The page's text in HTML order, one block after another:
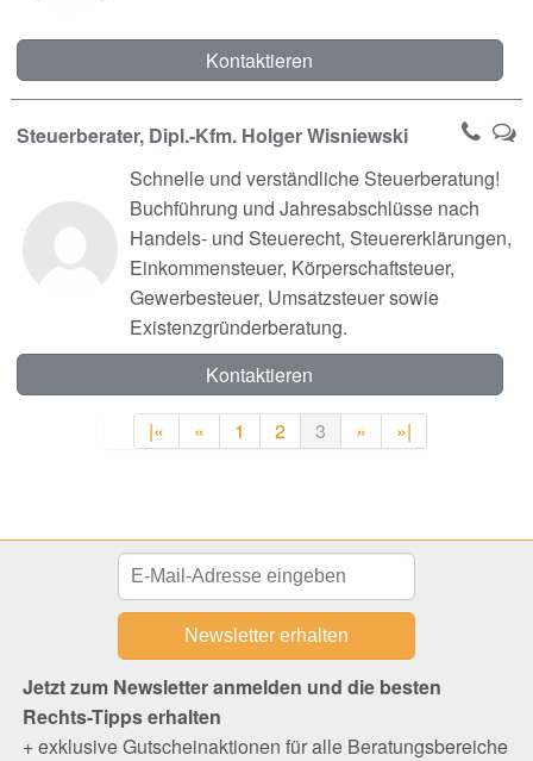
Kontaktieren
Steuerberater, Dipl.-Kfm. Holger Wisniewski
Schnelle und verständliche Steuerberatung!
Buchführung und Jahresabschlüsse nach
Handels- und Steuerecht, Steuererklärungen,
Einkommensteuer, Körperschaftsteuer,
Gewerbesteuer, Umsatzsteuer sowie
Existenzgründerberatung.
Kontaktieren
|« « 1 2 3 » »|
Jetzt zum Newsletter anmelden und die besten
Rechts-Tipps erhalten
+ exklusive Gutscheinaktionen für alle Beratungsbereiche